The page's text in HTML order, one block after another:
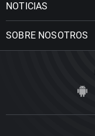
NOTICIAS
SOBRE NOSOTROS